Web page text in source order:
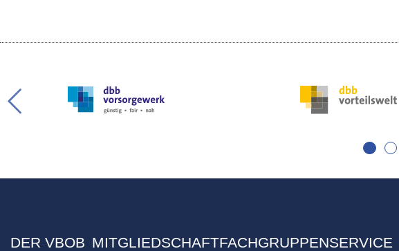
DER VBOB MITGLIEDSCHAFTFACHGRUPPENSERVICE